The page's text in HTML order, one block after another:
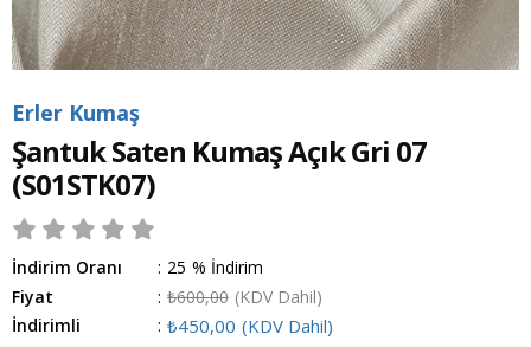
Erler Kumaş
Şantuk Saten Kumaş Açık Gri 07
(S01STK07)
İndirim Oranı : %
25
İndirim
Fiyat
: ₺600,00 (KDV Dahil)
İndirimli
: ₺450,00 (KDV Dahil)